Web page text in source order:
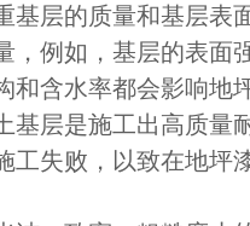
基层的质量和基层表
，例如，基层的表面
和含水率都会影响地
基层是施工出高质量
工失败，以致在地坪